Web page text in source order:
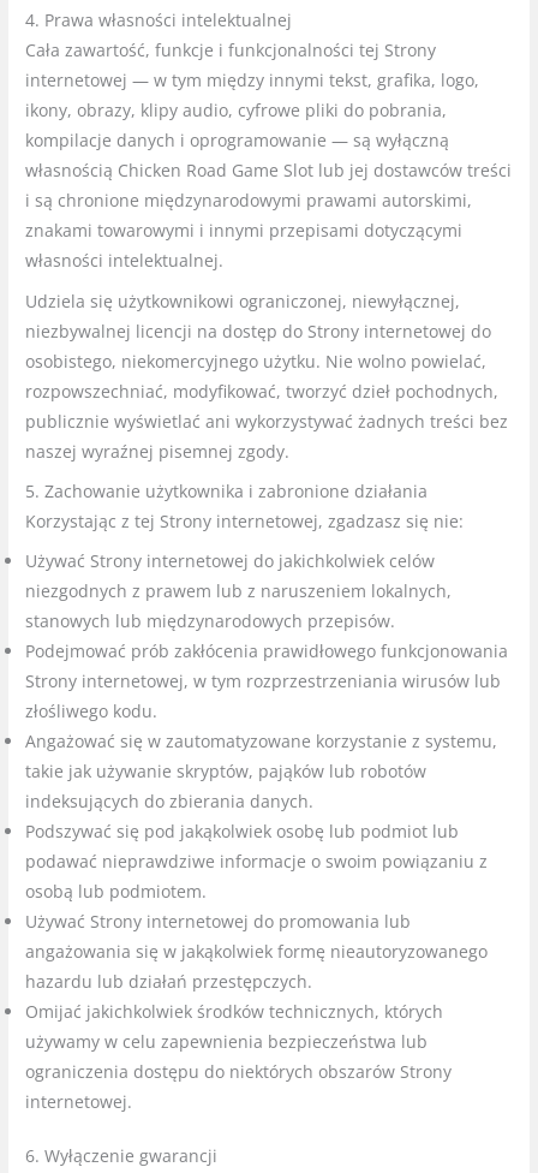
4. Prawa własności intelektualnej
Cała zawartość, funkcje i funkcjonalności tej Strony
internetowej — w tym między innymi tekst, grafika, logo,
ikony, obrazy, klipy audio, cyfrowe pliki do pobrania,
kompilacje danych i oprogramowanie — są wyłączną
własnością Chicken Road Game Slot lub jej dostawców treści
i są chronione międzynarodowymi prawami autorskimi,
znakami towarowymi i innymi przepisami dotyczącymi
własności intelektualnej.
Udziela się użytkownikowi ograniczonej, niewyłącznej,
niezbywalnej licencji na dostęp do Strony internetowej do
osobistego, niekomercyjnego użytku. Nie wolno powielać,
rozpowszechniać, modyfikować, tworzyć dzieł pochodnych,
publicznie wyświetlać ani wykorzystywać żadnych treści bez
naszej wyraźnej pisemnej zgody.
5. Zachowanie użytkownika i zabronione działania
Korzystając z tej Strony internetowej, zgadzasz się nie:
Używać Strony internetowej do jakichkolwiek celów
niezgodnych z prawem lub z naruszeniem lokalnych,
stanowych lub międzynarodowych przepisów.
Podejmować prób zakłócenia prawidłowego funkcjonowania
Strony internetowej, w tym rozprzestrzeniania wirusów lub
złośliwego kodu.
Angażować się w zautomatyzowane korzystanie z systemu,
takie jak używanie skryptów, pająków lub robotów
indeksujących do zbierania danych.
Podszywać się pod jakąkolwiek osobę lub podmiot lub
podawać nieprawdziwe informacje o swoim powiązaniu z
osobą lub podmiotem.
Używać Strony internetowej do promowania lub
angażowania się w jakąkolwiek formę nieautoryzowanego
hazardu lub działań przestępczych.
Omijać jakichkolwiek środków technicznych, których
używamy w celu zapewnienia bezpieczeństwa lub
ograniczenia dostępu do niektórych obszarów Strony
internetowej.
6. Wyłączenie gwarancji